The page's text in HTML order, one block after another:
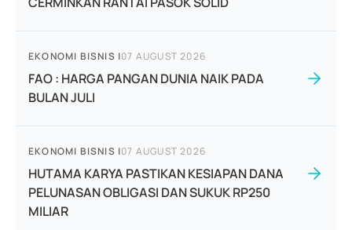
EKONOMI BISNIS |07 AUGUST 2026
FAO : HARGA PANGAN DUNIA NAIK PADA
BULAN JULI
EKONOMI BISNIS |07 AUGUST 2026
HUTAMA KARYA PASTIKAN KESIAPAN DANA
PELUNASAN OBLIGASI DAN SUKUK RP250
MILIAR